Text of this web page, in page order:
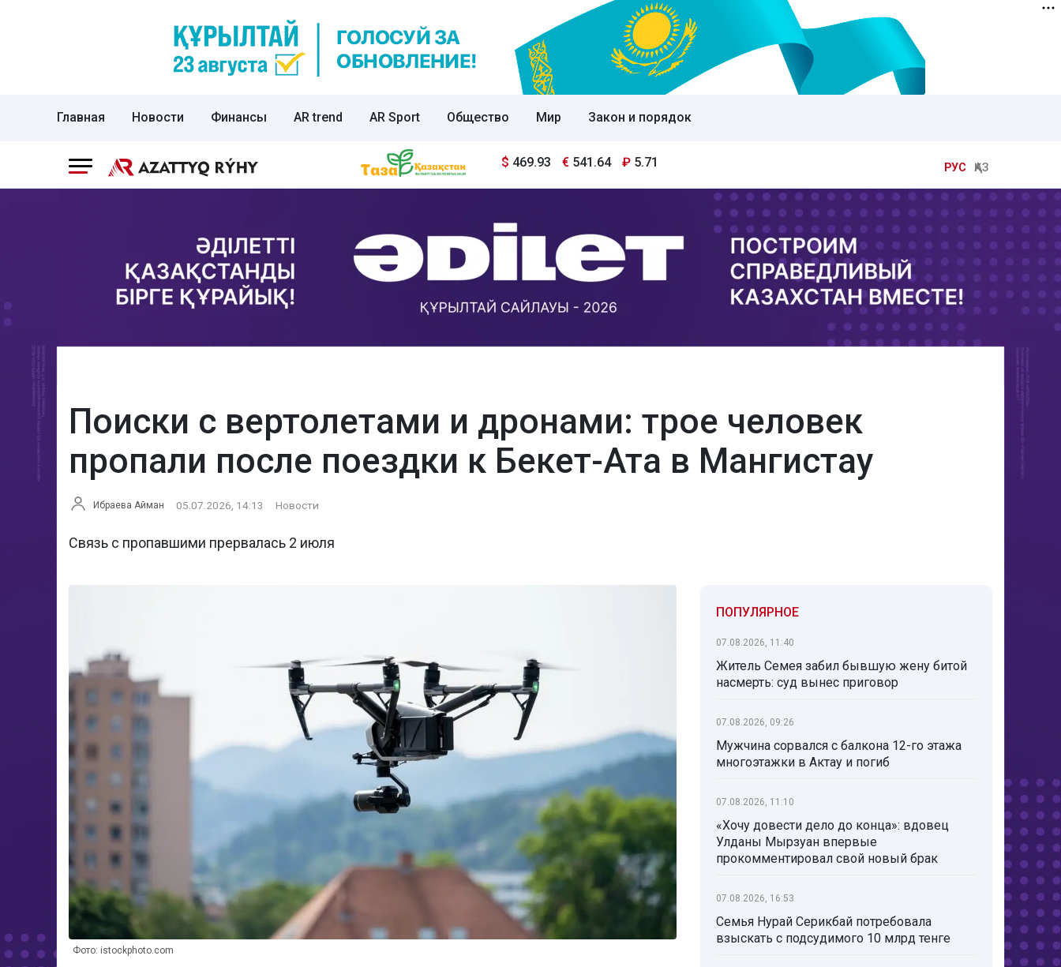
Главная Новости Финансы AR trend AR Sport Общество Мир Закон и порядок
$ 469.93 € 541.64 ₽ 5.71 РУС ҚАЗ
Поиски с вертолетами и дронами: трое человек
пропали после поездки к Бекет-Ата в Мангистау
Ибраева Айман 05.07.2026, 14:13 Новости
Связь с пропавшими прервалась 2 июля
Фото: istockphoto.com
ПОПУЛЯРНОЕ
07.08.2026, 11:40
Житель Семея забил бывшую жену битой
насмерть: суд вынес приговор
07.08.2026, 09:26
Мужчина сорвался с балкона 12-го этажа
многоэтажки в Актау и погиб
07.08.2026, 11:10
«Хочу довести дело до конца»: вдовец
Улданы Мырзуан впервые
прокомментировал свой новый брак
07.08.2026, 16:53
Семья Нурай Серикбай потребовала
взыскать с подсудимого 10 млрд тенге